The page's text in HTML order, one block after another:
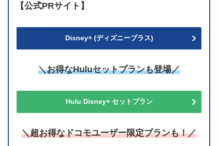
【公式PRサイト】
Disney+ (ディズニープラス)
＼お得なHuluセットプランも登場／
Hulu Disney+ セットプラン
＼超お得なドコモユーザー限定プランも！／